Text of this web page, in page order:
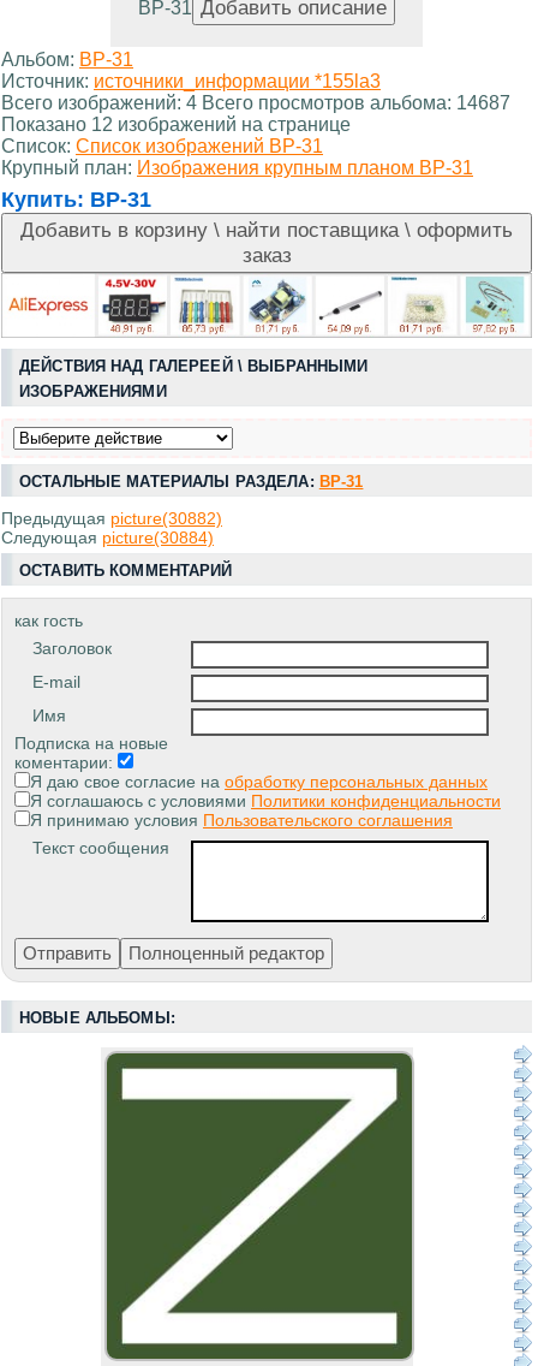
ВР-31
Альбом: ВР-31
Источник: источники_информации *155la3
Всего изображений: 4 Всего просмотров альбома: 14687
Показано 12 изображений на странице
Список: Список изображений ВР-31
Крупный план: Изображения крупным планом ВР-31
Купить: ВР-31
ДЕЙСТВИЯ НАД ГАЛЕРЕЕЙ \ ВЫБРАННЫМИ
ИЗОБРАЖЕНИЯМИ
ОСТАЛЬНЫЕ МАТЕРИАЛЫ РАЗДЕЛА: ВР-31
Предыдущая picture(30882)
Следующая picture(30884)
ОСТАВИТЬ КОММЕНТАРИЙ
как гость
Заголовок
E-mail
Имя
Подписка на новые
коментарии:
Я даю свое согласие на обработку персональных данных
Я соглашаюсь с условиями Политики конфиденциальности
Я принимаю условия Пользовательского соглашения
Текст сообщения
НОВЫЕ АЛЬБОМЫ: